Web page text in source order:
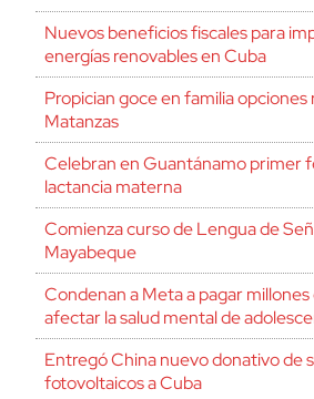
Nuevos beneficios fiscales para
energías renovables en Cuba
Propician goce en familia opciones
Matanzas
Celebran en Guantánamo primer
lactancia materna
Comienza curso de Lengua de
Mayabeque
Condenan a Meta a pagar
afectar la salud mental de
Entregó China nuevo donativo de
fotovoltaicos a Cuba